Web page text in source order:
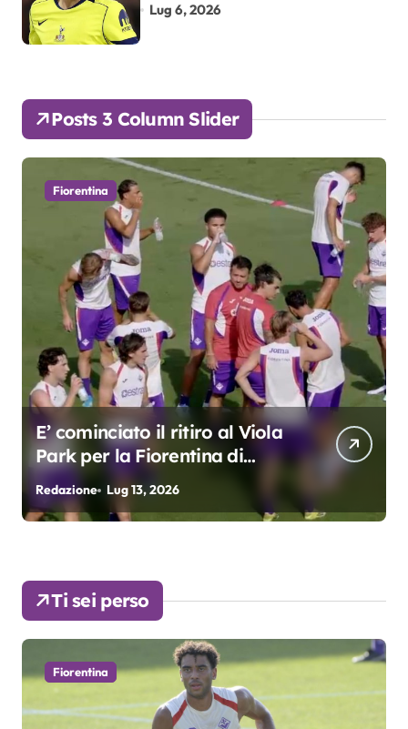
Lug 6, 2026
Posts 3 Column Slider
Viola
Fiorentina
Grosso: “Giocheremo col
3. Kean e Fagioli
fondamentali. Atta grande
Redazione
Ti sei perso
Fiorentina